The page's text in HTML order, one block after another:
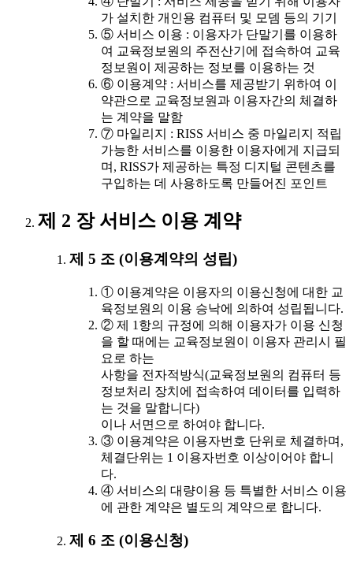
가 설치한 개인용 컴퓨터 및 모뎀 등의 기기
⑤ 서비스 이용 : 이용자가 단말기를 이용하
여 교육정보원의 주전산기에 접속하여 교육
정보원이 제공하는 정보를 이용하는 것
⑥ 이용계약 : 서비스를 제공받기 위하여 이
약관으로 교육정보원과 이용자간의 체결하
는 계약을 말함
⑦ 마일리지 : RISS 서비스 중 마일리지 적립
가능한 서비스를 이용한 이용자에게 지급되
며, RISS가 제공하는 특정 디지털 콘텐츠를
구입하는 데 사용하도록 만들어진 포인트
제 2 장 서비스 이용 계약
제 5 조 (이용계약의 성립)
① 이용계약은 이용자의 이용신청에 대한 교
육정보원의 이용 승낙에 의하여 성립됩니다.
② 제 1항의 규정에 의해 이용자가 이용 신청
을 할 때에는 교육정보원이 이용자 관리시 필
요로 하는
사항을 전자적방식(교육정보원의 컴퓨터 등
정보처리 장치에 접속하여 데이터를 입력하
는 것을 말합니다)
이나 서면으로 하여야 합니다.
③ 이용계약은 이용자번호 단위로 체결하며,
체결단위는 1 이용자번호 이상이어야 합니
다.
④ 서비스의 대량이용 등 특별한 서비스 이용
에 관한 계약은 별도의 계약으로 합니다.
제 6 조 (이용신청)